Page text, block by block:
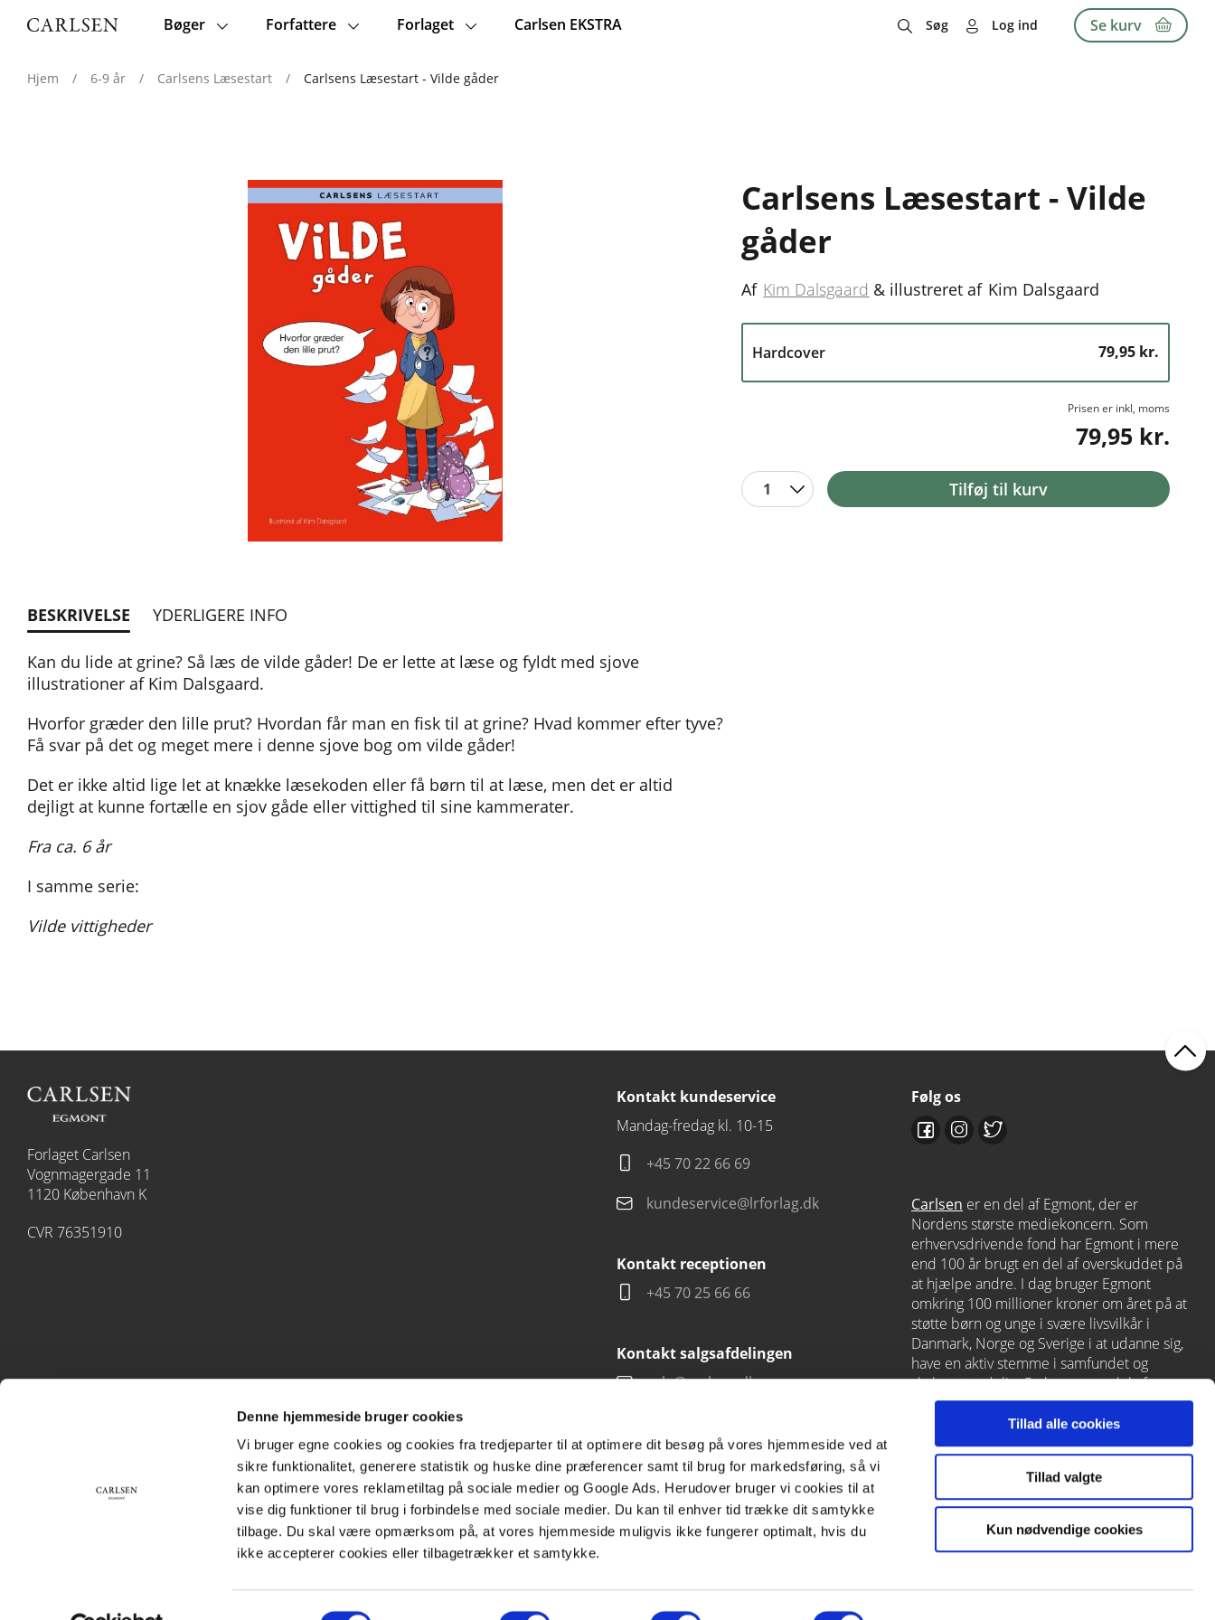
Denne hjemmeside bruger cookies
Vi bruger egne cookies og cookies fra tredjeparter til at optimere dit besøg på vores hjemmeside ved at
sikre funktionalitet, generere statistik og huske dine præferencer samt til brug for markedsføring, så vi
kan optimere vores reklametiltag på sociale medier og Google Ads. Herudover bruger vi cookies til at
vise dig funktioner til brug i forbindelse med sociale medier. Du kan til enhver tid trække dit samtykke
tilbage. Du skal være opmærksom på, at vores hjemmeside muligvis ikke fungerer optimalt, hvis du
ikke accepterer cookies eller tilbagetrækker et samtykke.
Samtykkevalg
Tillad alle cookies
Tillad valgte
Kun nødvendige cookies
Main
Bøger Forfattere Forlaget Carlsen EKSTRA Søg Log ind Se kurv
Hjem / 6-9 år / Carlsens Læsestart / Carlsens Læsestart - Vilde gåder
Carlsens Læsestart - Vilde
gåder
Af Kim Dalsgaard & illustreret af Kim Dalsgaard
Hardcover 79,95 kr.
Prisen er inkl, moms
79,95 kr.
1 Tilføj til kurv
BESKRIVELSE YDERLIGERE INFO
Kan du lide at grine? Så læs de vilde gåder! De er lette at læse og fyldt med sjove
illustrationer af Kim Dalsgaard.
Hvorfor græder den lille prut? Hvordan får man en fisk til at grine? Hvad kommer efter tyve?
Få svar på det og meget mere i denne sjove bog om vilde gåder!
Det er ikke altid lige let at knække læsekoden eller få børn til at læse, men det er altid
dejligt at kunne fortælle en sjov gåde eller vittighed til sine kammerater.
Fra ca. 6 år
I samme serie:
Vilde vittigheder
Forlaget Carlsen
Vognmagergade 11
1120 København K
CVR 76351910
Kontakt kundeservice
Mandag-fredag kl. 10-15
+45 70 22 66 69
kundeservice@lrforlag.dk
Kontakt receptionen
+45 70 25 66 66
Kontakt salgsafdelingen
salg@carlsen.dk
Følg os
Carlsen er en del af Egmont, der er
Nordens største mediekoncern. Som
erhvervsdrivende fond har Egmont i mere
end 100 år brugt en del af overskuddet på
at hjælpe andre. I dag bruger Egmont
omkring 100 millioner kroner om året på at
støtte børn og unge i svære livsvilkår i
Danmark, Norge og Sverige i at udanne sig,
have en aktiv stemme i samfundet og
skabe et godt liv. Carlsen er en del af
Egmont viaLindhardt og Ringhof, som
også rummer L&R Uddannelse – et af
Danmarks førende læringshuse med
Alinea,GoTutor(herunder iNorge),
moxis.